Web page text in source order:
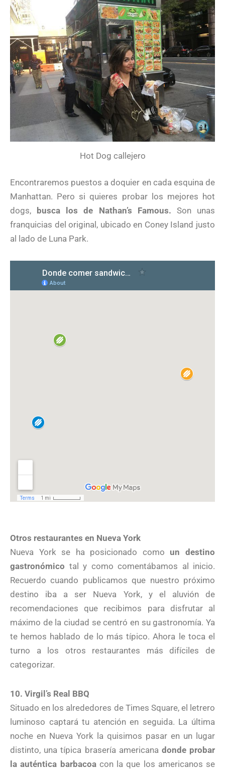
Hot Dog callejero
Encontraremos puestos a doquier en cada esquina de
Manhattan. Pero si quieres probar los mejores hot
dogs, busca los de Nathan’s Famous. Son unas
franquicias del original, ubicado en Coney Island justo
al lado de Luna Park.
Otros restaurantes en Nueva York
Nueva York se ha posicionado como un destino
gastronómico tal y como comentábamos al inicio.
Recuerdo cuando publicamos que nuestro próximo
destino iba a ser Nueva York, y el aluvión de
recomendaciones que recibimos para disfrutar al
máximo de la ciudad se centró en su gastronomía. Ya
te hemos hablado de lo más típico. Ahora le toca el
turno a los otros restaurantes más difíciles de
categorizar.
10. Virgil’s Real BBQ
Situado en los alrededores de Times Square, el letrero
luminoso captará tu atención en seguida. La última
noche en Nueva York la quisimos pasar en un lugar
distinto, una típica brasería americana donde probar
la auténtica barbacoacon la que los americanos se